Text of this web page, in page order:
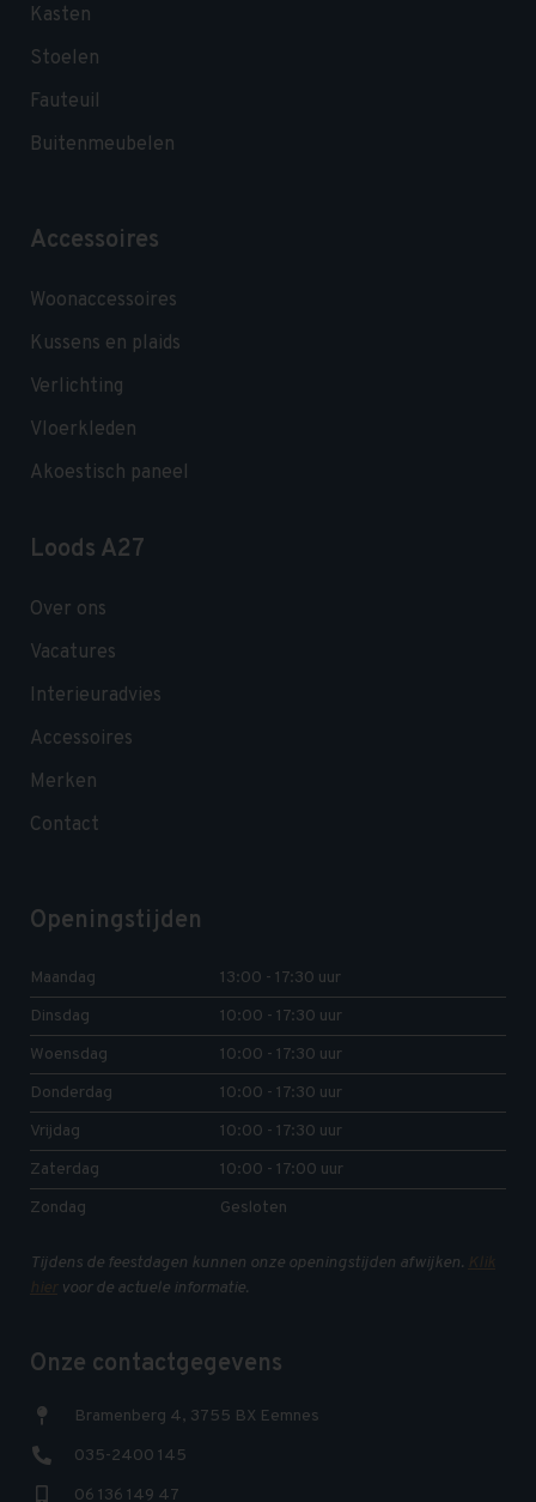
Kasten
Stoelen
Fauteuil
Buitenmeubelen
Accessoires
Woonaccessoires
Kussens en plaids
Verlichting
Vloerkleden
Akoestisch paneel
Loods A27
Over ons
Vacatures
Interieuradvies
Accessoires
Merken
Contact
Openingstijden
Maandag
13:00 - 17:30 uur
Dinsdag
10:00 - 17:30 uur
Woensdag
10:00 - 17:30 uur
Donderdag
10:00 - 17:30 uur
Vrijdag
10:00 - 17:30 uur
Zaterdag
10:00 - 17:00 uur
Zondag
Gesloten
Tijdens de feestdagen kunnen onze openingstijden afwijken. Klik
hiervoor de actuele informatie.
Onze contactgegevens
Bramenberg 4, 3755 BX Eemnes
035-2400 145
06 136 149 47